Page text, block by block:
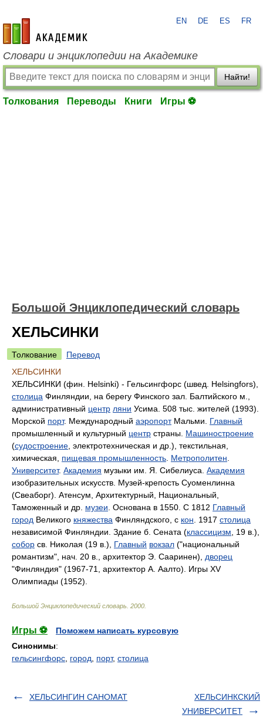
academic.ru
EN DE ES FR
Словари и энциклопедии на Академике
Найти!
Толкования Переводы Книги Игры ⚽
Большой Энциклопедический словарь
ХЕЛЬСИНКИ
Толкование
Перевод
ХЕЛЬСИНКИ
ХЕЛЬСИНКИ (фин. Helsinki) - Гельсингфорс (швед. Helsingfors),
столица Финляндии, на берегу Финского зал. Балтийского м.,
административный центр ляни Усима. 508 тыс. жителей (1993).
Морской порт. Международный аэропортМальми. Главный
промышленный и культурный центр страны. Машиностроение
(судостроение , электротехническая и др.), текстильная,
химическая, пищевая промышленность Метрополитен
Университет. Академия музыки им. Я. Сибелиуса. Академия
изобразительных искусств. Музей-крепость Суоменлинна
(Свеаборг). Атенсум, Архитектурный, Национальный,
Таможенный и др. музеи . Основана в 1550. С 1812 Главный
город Великого княжества Финляндского, с кон . 1917 столица
независимой Финляндии. Здание б. Сената (классицизм , 19 в.),
собор св. Николая (19 в.), Главный вокзал ("национальный
романтизм", нач. 20 в., архитектор Э. Сааринен), дворец
"Финляндия" (1967-71, архитектор А. Аалто). Игры XV
Олимпиады (1952).
Большой Энциклопедический словарь 2000
Игры ⚽
Поможем написать курсовую
Синонимы:
гельсингфорс город порт, столица
ХЕЛЬСИНГИН САНОМАТ
ХЕЛЬСИНКСКИЙ
УНИВЕРСИТЕТ